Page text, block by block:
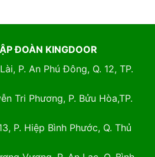
ĐOÀN KINGDOOR
P. An Phú Đông, Q. 12, TP.
Tri Phương, P. Bửu Hòa,TP.
P. Hiệp Bình Phước, Q. Thủ